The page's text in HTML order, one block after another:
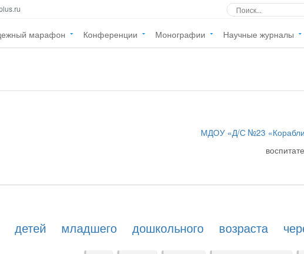
марафон Конференции Монографии Научные журналы
МДОУ «Д/С №23
детей младшего дошкольного возраста